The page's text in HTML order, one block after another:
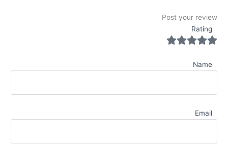
Post your review
Rating
Name
Email